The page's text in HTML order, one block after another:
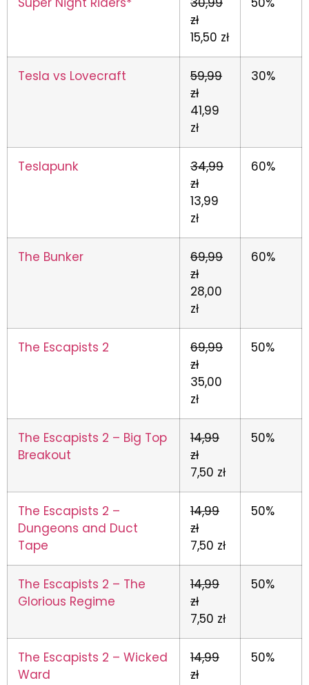
zł
15,50 zł
Tesla vs Lovecraft
59,99
zł
41,99
zł
30%
Teslapunk
34,99
zł
13,99
zł
60%
The Bunker
69,99
zł
28,00
zł
60%
The Escapists 2
69,99
zł
35,00
zł
50%
The Escapists 2 – Big Top
Breakout
14,99
zł
7,50 zł
50%
The Escapists 2 –
Dungeons and Duct
Tape
14,99
zł
7,50 zł
50%
The Escapists 2 – The
Glorious Regime
14,99
zł
7,50 zł
50%
The Escapists 2 – Wicked
Ward
14,99
zł
50%